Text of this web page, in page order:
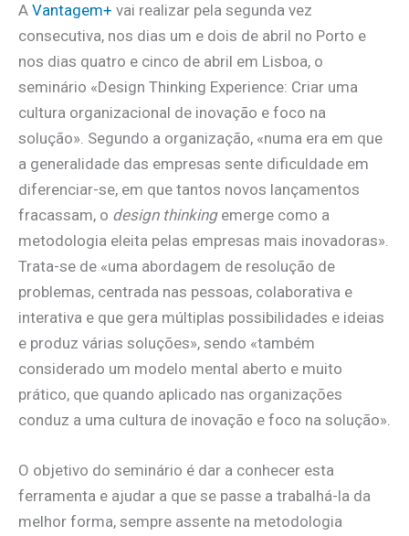
A Vantagem+ vai realizar pela segunda vez
consecutiva, nos dias um e dois de abril no Porto e
nos dias quatro e cinco de abril em Lisboa, o
seminário «Design Thinking Experience: Criar uma
cultura organizacional de inovação e foco na
solução». Segundo a organização, «numa era em que
a generalidade das empresas sente dificuldade em
diferenciar-se, em que tantos novos lançamentos
fracassam, o design thinkingemerge como a
metodologia eleita pelas empresas mais inovadoras».
Trata-se de «uma abordagem de resolução de
problemas, centrada nas pessoas, colaborativa e
interativa e que gera múltiplas possibilidades e ideias
e produz várias soluções», sendo «também
considerado um modelo mental aberto e muito
prático, que quando aplicado nas organizações
conduz a uma cultura de inovação e foco na solução».
O objetivo do seminário é dar a conhecer esta
ferramenta e ajudar a que se passe a trabalhá-la da
melhor forma, sempre assente na metodologia